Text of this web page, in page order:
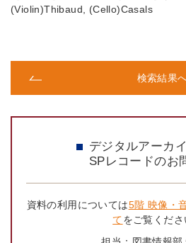
(Violin)Thibaud, (Cello)Casals
検索結果
デジタルアーカ
SPレコードのお
資料の利用については5階 映像・
てをご覧くださ